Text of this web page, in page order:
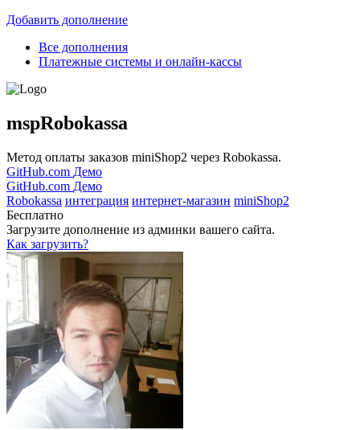
Добавить дополнение
Все дополнения
Платежные системы и онлайн-кассы
mspRobokassa
Метод оплаты заказов miniShop2 через Robokassa.
GitHub.com Демо
GitHub.com Демо
Robokassa интеграция интернет-магазин miniShop2
Бесплатно
Загрузите дополнение из админки вашего сайта.
Как загрузить?